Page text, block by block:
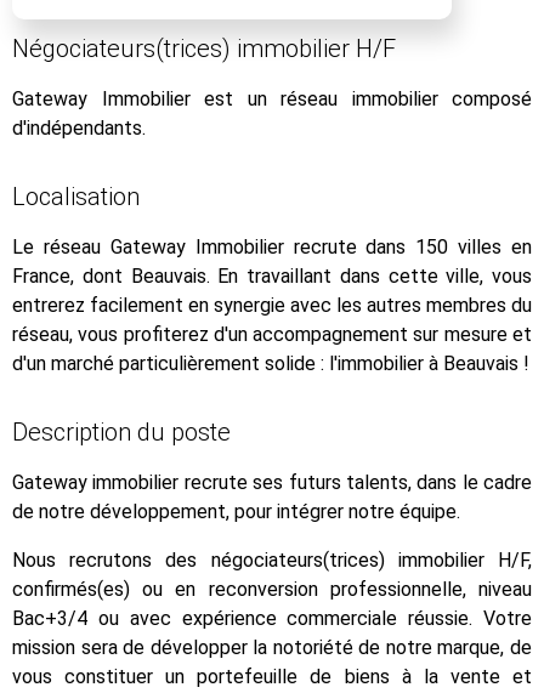
Négociateurs(trices) immobilier H/F
Gateway Immobilier est un réseau immobilier composé
d'indépendants.
Localisation
Le réseau Gateway Immobilier recrute dans 150 villes en
France, dont Beauvais. En travaillant dans cette ville, vous
entrerez facilement en synergie avec les autres membres du
réseau, vous profiterez d'un accompagnement sur mesure et
d'un marché particulièrement solide : l'immobilier à Beauvais !
Description du poste
Gateway immobilier recrute ses futurs talents, dans le cadre
de notre développement, pour intégrer notre équipe.
Nous recrutons des négociateurs(trices) immobilier H/F,
confirmés(es) ou en reconversion professionnelle, niveau
Bac+3/4 ou avec expérience commerciale réussie. Votre
mission sera de développer la notoriété de notre marque, de
vous constituer un portefeuille de biens à la vente et